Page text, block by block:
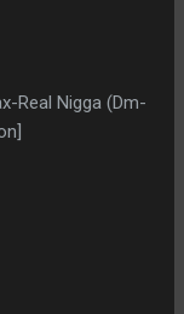
Real Nigga (Dm-